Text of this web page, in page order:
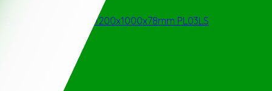
Pallet nhựa kê hàng 1200x1000x78mm PL03LS